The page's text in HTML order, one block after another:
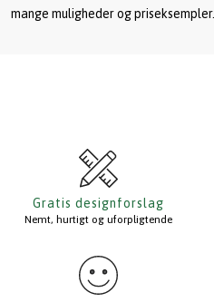
mange muligheder og priseksempler.
Gratis designforslag
Nemt, hurtigt og uforpligtende